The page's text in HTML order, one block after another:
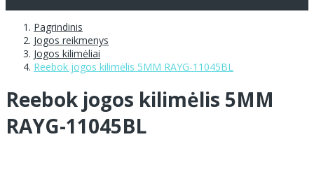
Pagrindinis
Jogos reikmenys
Jogos kilimėliai
Reebok jogos kilimėlis 5MM RAYG-11045BL
Reebok jogos kilimėlis 5MM
RAYG-11045BL